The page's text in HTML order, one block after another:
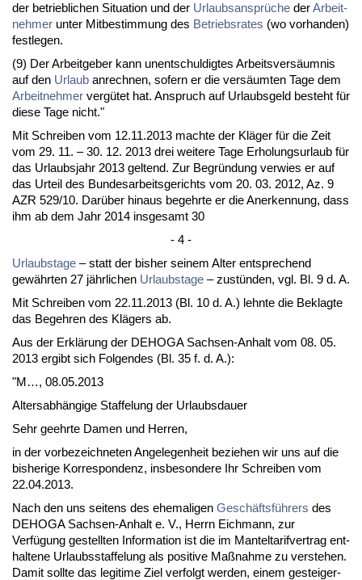
der be­trieb­li­chen Si­tua­ti­on und der Ur­laubs­ansprüche derAr­beit­
neh­mer un­ter Mit­be­stim­mung des Be­triebs­ra­tes (wo vor­han­den)
fest­le­gen.
(9) Der Ar­beit­ge­ber kann un­ent­schul­dig­tes Ar­beits­versäum­nis
auf den Ur­laub an­rech­nen, so­fern er die versäum­ten Ta­ge dem
Ar­beit­neh­mer vergütet hat. An­spruch auf Ur­laubs­geld be­steht für
die­se Ta­ge nicht."
Mit Schrei­ben vom 12.11.2013 mach­te der Kläger für die Zeit
vom 29. 11. – 30. 12. 2013 drei wei­te­re Ta­ge Er­ho­lungs­ur­laub für
das Ur­laubs­jahr 2013 gel­tend. Zur Be­gründung ver­wies er auf
das Ur­teil des Bun­des­ar­beits­ge­richts vom 20. 03. 2012, Az. 9
AZR 529/10. Darüber hin­aus be­gehr­te er die An­er­ken­nung, dass
ihm ab dem Jahr 2014 ins­ge­samt 30
- 4 -
Ur­laubs­ta­ge – statt der bis­her sei­nem Al­ter ent­spre­chend
gewähr­ten 27 jähr­li­chen Ur­laubs­ta­ge – zustünden, vgl. Bl. 9 d. A.
Mit Schrei­ben vom 22.11.2013 (Bl. 10 d. A.) lehn­te die Be­klag­te
das Be­geh­ren des Klägers ab.
Aus der Erklärung der DE­HO­GA Sach­sen-An­halt vom 08. 05.
2013 er­gibt sich Fol­gen­des (Bl. 35 f. d. A.):
"M…, 08.05.2013
Al­ters­abhängi­ge Staf­fe­lung der Ur­laubs­dau­er
Sehr ge­ehr­te Da­men und Her­ren,
in der vor­be­zeich­ne­ten An­ge­le­gen­heit be­zie­hen wir uns auf die
bis­he­ri­ge Kor­re­spon­denz, ins­be­son­de­re Ihr Schrei­ben vom
22.04.2013.
Nach den uns sei­tens des ehe­ma­li­gen Geschäftsführers des
DE­HO­GA Sach­sen-An­halt e. V., Herrn Eich­mann, zur
Verfügung ge­stell­ten In­for­ma­ti­on ist die im Man­tel­ta­rif­ver­trag ent­
hal­te­ne Ur­laubs­staf­fe­lung als po­si­ti­ve Maßnah­me zu ver­ste­hen.
Da­mit soll­te das le­gi­ti­me Ziel ver­folgt wer­den, ei­nem ge­stei­ger­